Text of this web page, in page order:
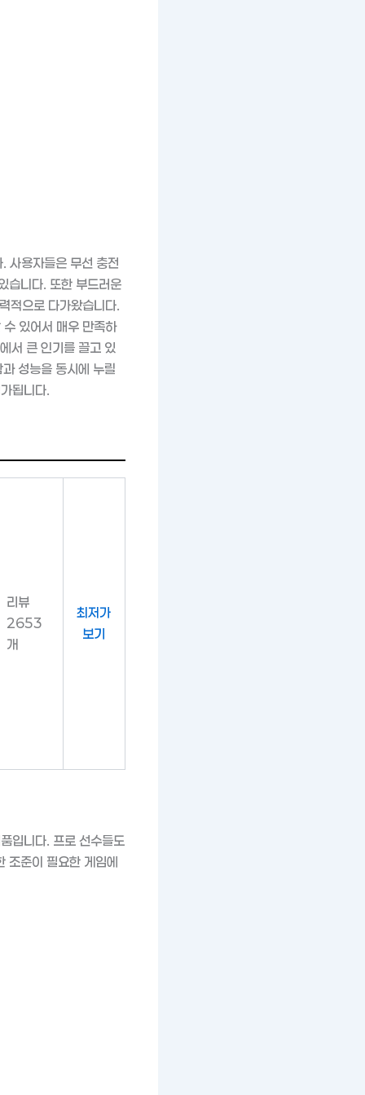
사용자들은 무선 충전
습니다. 또한 부드러운
적으로 다가왔습니다.
있어서 매우 만족하
서 큰 인기를 끌고 있
성능을 동시에 누릴
됩니다.
리뷰
2653
개
최저가
보기
입니다. 프로 선수들도
조준이 필요한 게임에